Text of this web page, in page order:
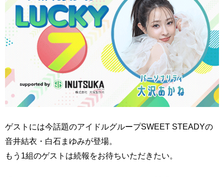
ゲストには今話題のアイドルグループSWEET STEADYの
音井結衣・白石まゆみが登場。
もう1組のゲストは続報をお待ちいただきたい。